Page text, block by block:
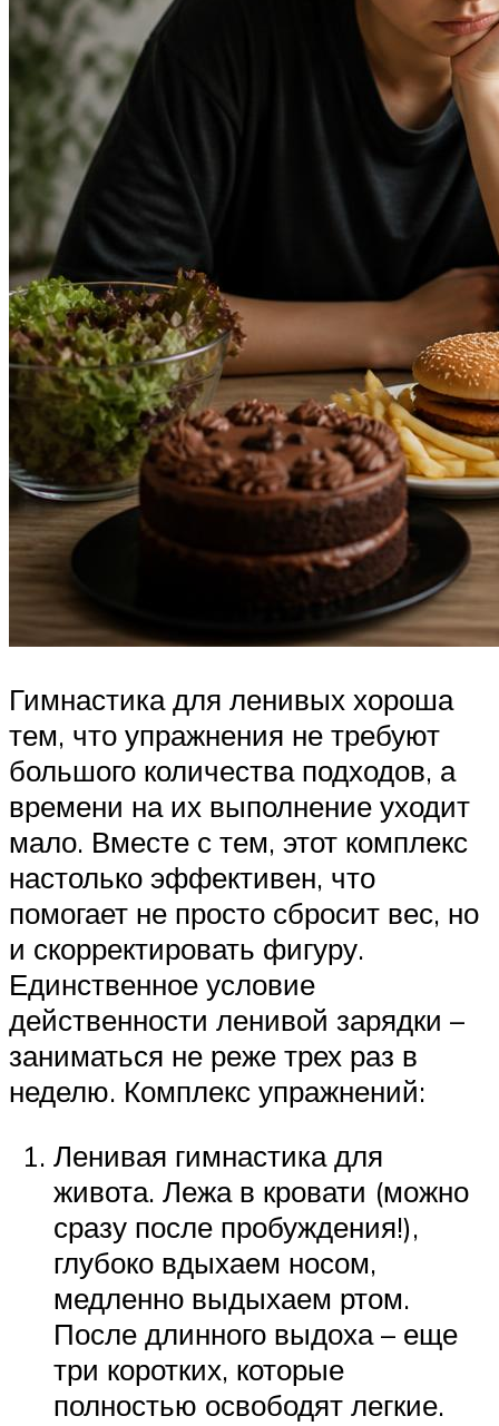
Гимнастика для ленивых хороша
тем, что упражнения не требуют
большого количества подходов, а
времени на их выполнение уходит
мало. Вместе с тем, этот комплекс
настолько эффективен, что
помогает не просто сбросит вес, но
и скорректировать фигуру.
Единственное условие
действенности ленивой зарядки –
заниматься не реже трех раз в
неделю. Комплекс упражнений:
Ленивая гимнастика для
живота. Лежа в кровати (можно
сразу после пробуждения!),
глубоко вдыхаем носом,
медленно выдыхаем ртом.
После длинного выдоха – еще
три коротких, которые
полностью освободят легкие.